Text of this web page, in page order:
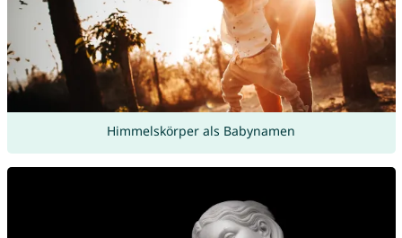
Himmelskörper als Babynamen